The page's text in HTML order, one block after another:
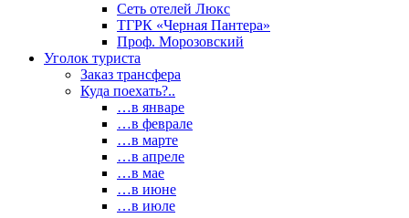
Сеть отелей Люкс
ТГРК «Черная Пантера»
Проф. Морозовский
Уголок туриста
Заказ трансфера
Куда поехать?..
…в январе
…в феврале
…в марте
…в апреле
…в мае
…в июне
…в июле